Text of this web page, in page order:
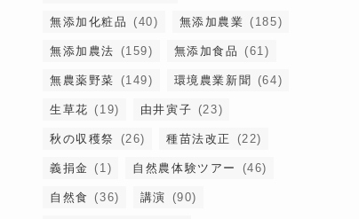
無添加化粧品 (40) 無添加農業 (185)
無添加農法 (159) 無添加食品 (61)
無農薬野菜 (149) 環境農業新聞 (64)
生草花 (19) 由井寅子 (23)
秋の収穫祭 (26) 種苗法改正 (22)
義捐金 (1) 自然農体験ツアー (46)
自然食 (36) 講演 (90)